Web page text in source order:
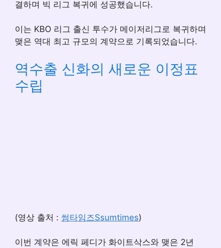
결하며 빅 리그 복귀에 성공했습니다.
이는 KBO 리그 출신 투수가 메이저리그로 복귀하며
맺은 역대 최고 규모의 계약으로 기록되었습니다.
역수출 신화의 새로운 이정표
수립
(영상 출처 : 썸타임즈Ssumtimes)
이번 계약은 에릭 페디가 화이트삭스와 맺은 2년